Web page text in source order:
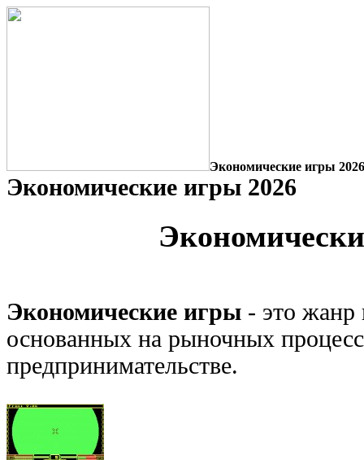
Экономические игры 2026
Экономические игры 2026
Экономические игры - это жанр
основанных на рыночных
предпринимательстве.